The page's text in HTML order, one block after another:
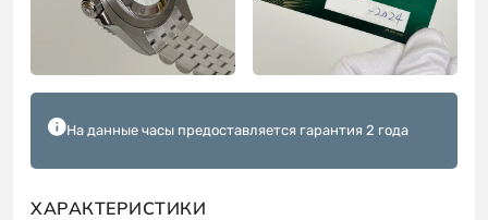
На данные часы предоставляется гарантия 2 года
ХАРАКТЕРИСТИКИ